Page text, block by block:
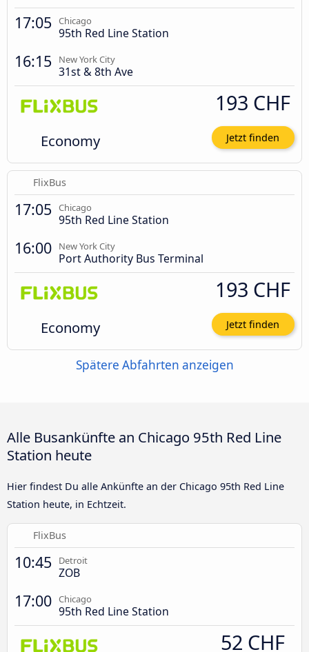
17:05 Chicago
95th Red Line Station
16:15 New York City
31st & 8th Ave
Economy
193 CHF
Jetzt finden
FlixBus
17:05 Chicago
95th Red Line Station
16:00 New York City
Port Authority Bus Terminal
Economy
193 CHF
Jetzt finden
Spätere Abfahrten anzeigen
Alle Busankünfte an Chicago 95th Red Line
Station heute
Hier findest Du alle Ankünfte an der Chicago 95th Red Line
Station heute, in Echtzeit.
FlixBus
10:45 Detroit
ZOB
17:00 Chicago
95th Red Line Station
52 CHF